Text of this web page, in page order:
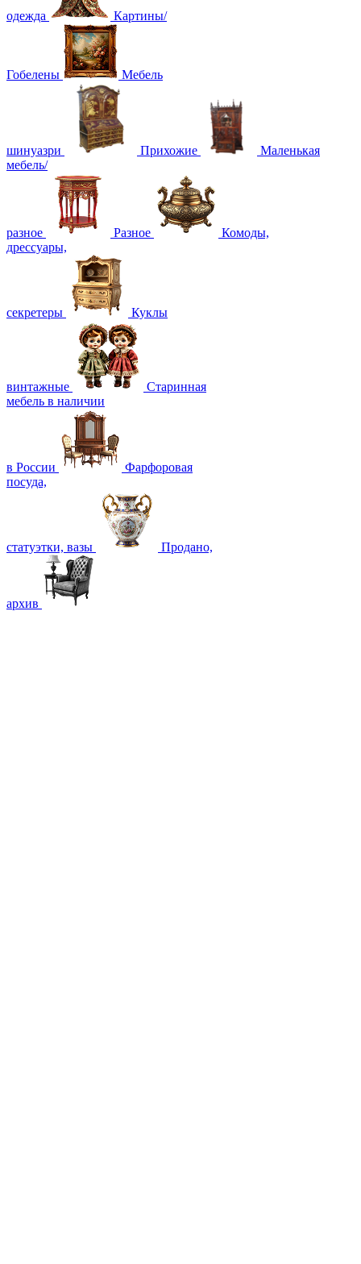
одежда Картины/
Гобелены Мебель
шинуазри Прихожие
Маленькая
мебель/
разное Разное
Комоды,
дрессуары,
секретеры Куклы
винтажные
Старинная
мебель в наличии
в России
Фарфоровая
посуда,
статуэтки, вазы Продано,
архив